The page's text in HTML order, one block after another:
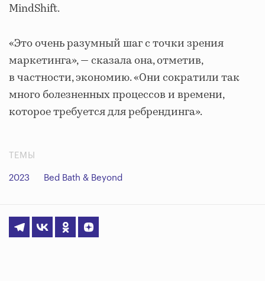
MindShift.
«Это очень разумный шаг с точки зрения
маркетинга», — сказала она, отметив,
в частности, экономию. «Они сократили так
много болезненных процессов и времени,
которое требуется для ребрендинга».
ТЕМЫ
2023 Bed Bath & Beyond